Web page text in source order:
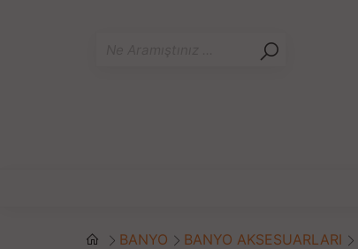
BANYO BANYO AKSESUARLARI